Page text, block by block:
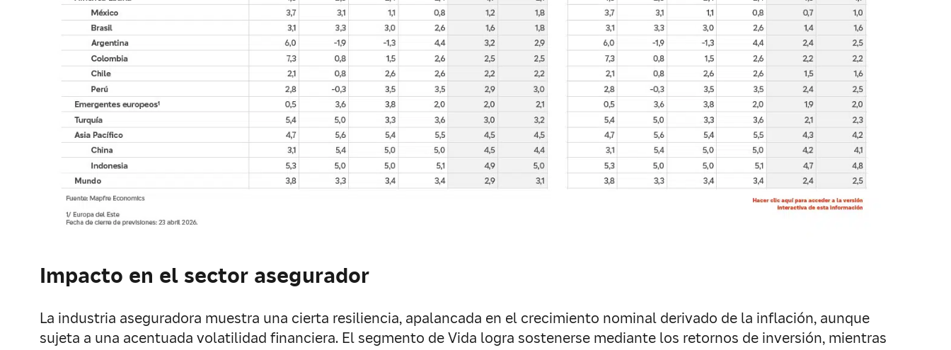
Impacto en el sector asegurador
La industria aseguradora muestra una cierta resiliencia, apalancada en el crecimiento nominal derivado de la inflación, aunque
sujeta a una acentuada volatilidad financiera. El segmento de Vida logra sostenerse mediante los retornos de inversión, mientras